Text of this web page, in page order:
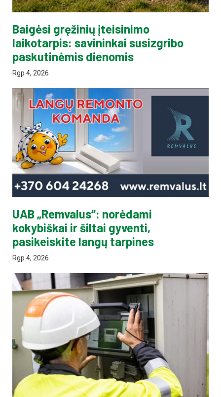
Baigėsi gręžinių įteisinimo
laikotarpis: savininkai susizgribo
paskutinėmis dienomis
Rgp 4, 2026
UAB „Remvalus“: norėdami
kokybiškai ir šiltai gyventi,
pasikeiskite langų tarpines
Rgp 4, 2026